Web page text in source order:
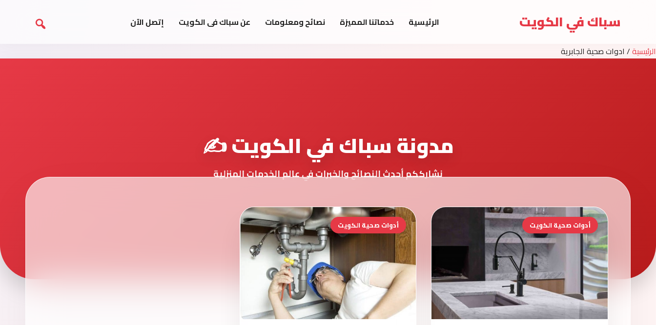
سباك في الكويت الرئيسية خدماتنا المميزة نصائح ومعلومات عن سباك فى الكويت إتصل الآن
الرئيسية/ ادوات صحية الجابرية
مدونة سباك في الكويت ✍️
نشارككم أحدث النصائح والخبرات في عالم الخدمات المنزلية
أدوات صحية الكويت أدوات صحية الكويت